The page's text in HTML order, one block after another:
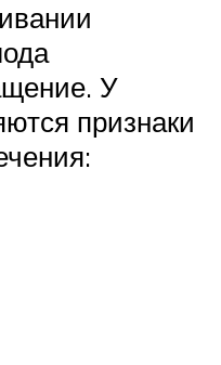
У
признаки